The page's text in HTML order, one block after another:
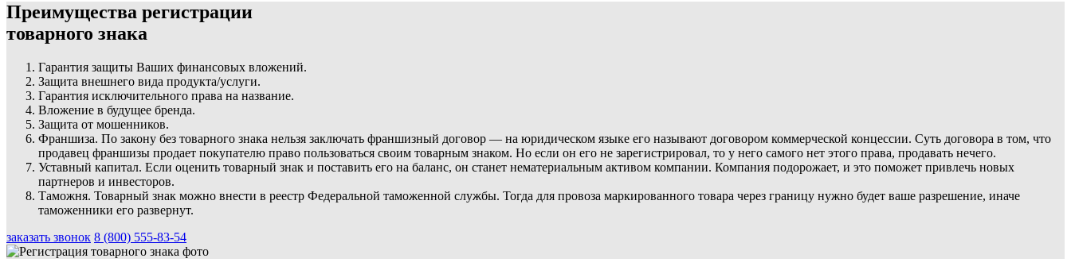
Преимущества регистрации
товарного знака
Гарантия защиты Ваших финансовых вложений.
Защита внешнего вида продукта/услуги.
Гарантия исключительного права на название.
Вложение в будущее бренда.
Защита от мошенников.
Франшиза. По закону без товарного знака нельзя заключать франшизный договор — на юридическом языке его называют договором коммерческой концессии. Суть договора в том, что
продавец франшизы продает покупателю право пользоваться своим товарным знаком. Но если он его не зарегистрировал, то у него самого нет этого права, продавать нечего.
Уставный капитал. Если оценить товарный знак и поставить его на баланс, он станет нематериальным активом компании. Компания подорожает, и это поможет привлечь новых
партнеров и инвесторов.
Таможня. Товарный знак можно внести в реестр Федеральной таможенной службы. Тогда для провоза маркированного товара через границу нужно будет ваше разрешение, иначе
таможенники его развернут.
заказать звонок 8 (800) 555-83-54